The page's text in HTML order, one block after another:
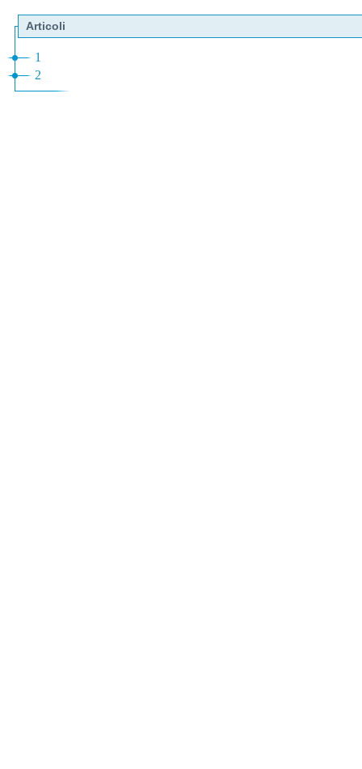
Articoli
1
2